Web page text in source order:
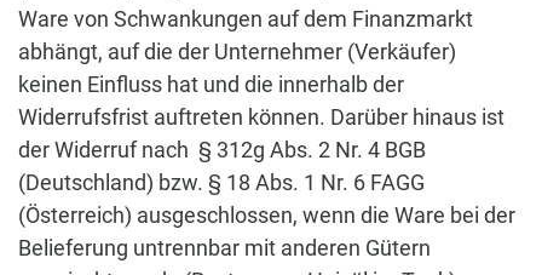
Ware von Schwankungen auf dem Finanzmarkt
abhängt, auf die der Unternehmer (Verkäufer)
keinen Einfluss hat und die innerhalb der
Widerrufsfrist auftreten können. Darüber hinaus ist
der Widerruf nach § 312g Abs. 2 Nr. 4 BGB
(Deutschland) bzw. § 18 Abs. 1 Nr. 6 FAGG
(Österreich) ausgeschlossen, wenn die Ware bei der
Belieferung untrennbar mit anderen Gütern